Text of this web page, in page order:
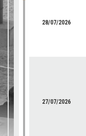
28/07/2026
27/07/2026